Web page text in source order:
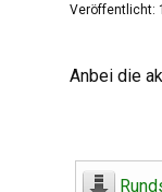
Veröffentlicht:
Anbei die